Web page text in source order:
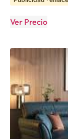
Ver Precio